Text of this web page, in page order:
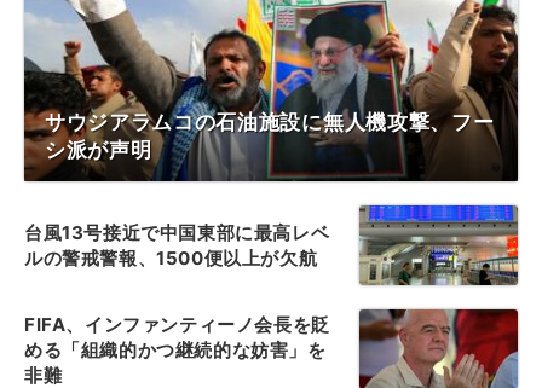
サウジアラムコの石油施設に無人機攻撃、フー
シ派が声明
台風13号接近で中国東部に最高レベ
ルの警戒警報、1500便以上が欠航
FIFA、インファンティーノ会長を貶
める「組織的かつ継続的な妨害」を
非難